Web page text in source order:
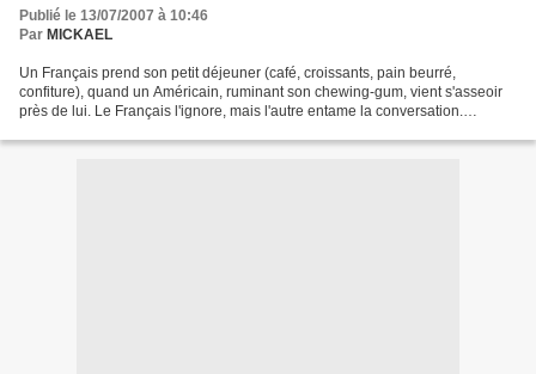
Publié le 13/07/2007 à 10:46
Par MICKAEL
Un Français prend son petit déjeuner (café, croissants, pain beurré,
confiture), quand un Américain, ruminant son chewing-gum, vient s'asseoir
près de lui. Le Français l'ignore, mais l'autre entame la conversation.